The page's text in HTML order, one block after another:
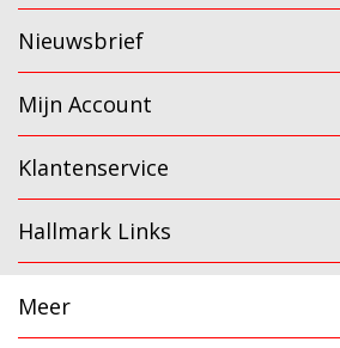
Nieuwsbrief
Mijn Account
Klantenservice
Hallmark Links
Meer